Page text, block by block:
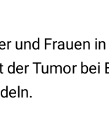
und Frauen
der Tumor bei